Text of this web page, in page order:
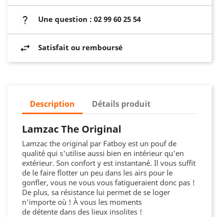
Une question : 02 99 60 25 54
Satisfait ou remboursé
Description Détails produit
Lamzac The Original
Lamzac the original par Fatboy est un pouf de
qualité qui s'utilise aussi bien en intérieur qu'en
extérieur. Son confort y est instantané. Il vous suffit
de le faire flotter un peu dans les airs pour le
gonfler, vous ne vous vous fatigueraient donc pas !
De plus, sa résistance lui permet de se loger
n'importe où ! À vous les moments
de détente dans des lieux insolites !